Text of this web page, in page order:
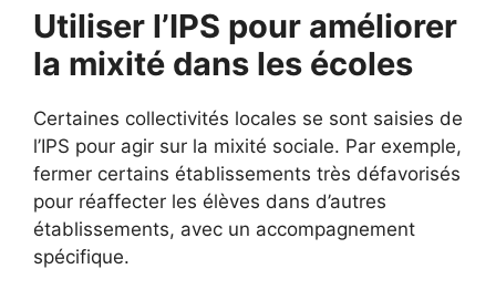
Utiliser l’IPS pour améliorer
la mixité dans les écoles
Certaines collectivités locales se sont saisies de
l’IPS pour agir sur la mixité sociale. Par exemple,
fermer certains établissements très défavorisés
pour réaffecter les élèves dans d’autres
établissements, avec un accompagnement
spécifique.